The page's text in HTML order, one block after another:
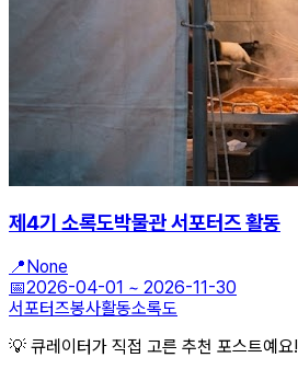
제4기 소록도박물관 서포터즈 활동
📍None
📅2026-04-01 ~ 2026-11-30
서포터즈봉사활동소록도
💡 큐레이터가 직접 고른 추천 포스트예요!